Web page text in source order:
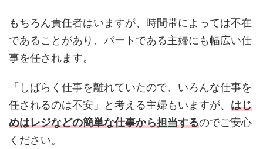
もちろん責任者はいますが、時間帯によっては不在
であることがあり、パートである主婦にも幅広い仕
事を任されます。
「しばらく仕事を離れていたので、いろんな仕事を
任されるのは不安」と考える主婦もいますが、 はじ
めはレジなどの簡単な仕事から担当するのでご安心
ください。